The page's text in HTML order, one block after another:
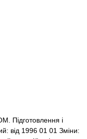
Підготовлення і
від 1996 01 01 Зміни: